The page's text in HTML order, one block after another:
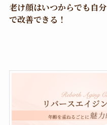
老け顔はいつからでも自分
で改善できる！